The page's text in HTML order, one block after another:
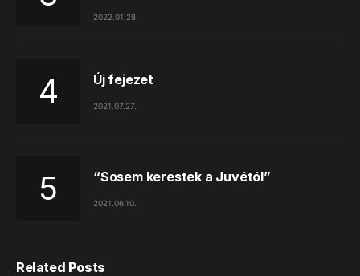
2022.01.28.
Új fejezet
2021.07.27.
“Sosem kerestek a Juvétól”
2021.06.10.
Related Posts